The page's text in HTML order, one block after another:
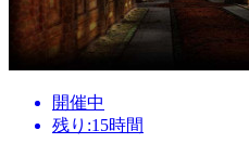
開催中
残り:15時間